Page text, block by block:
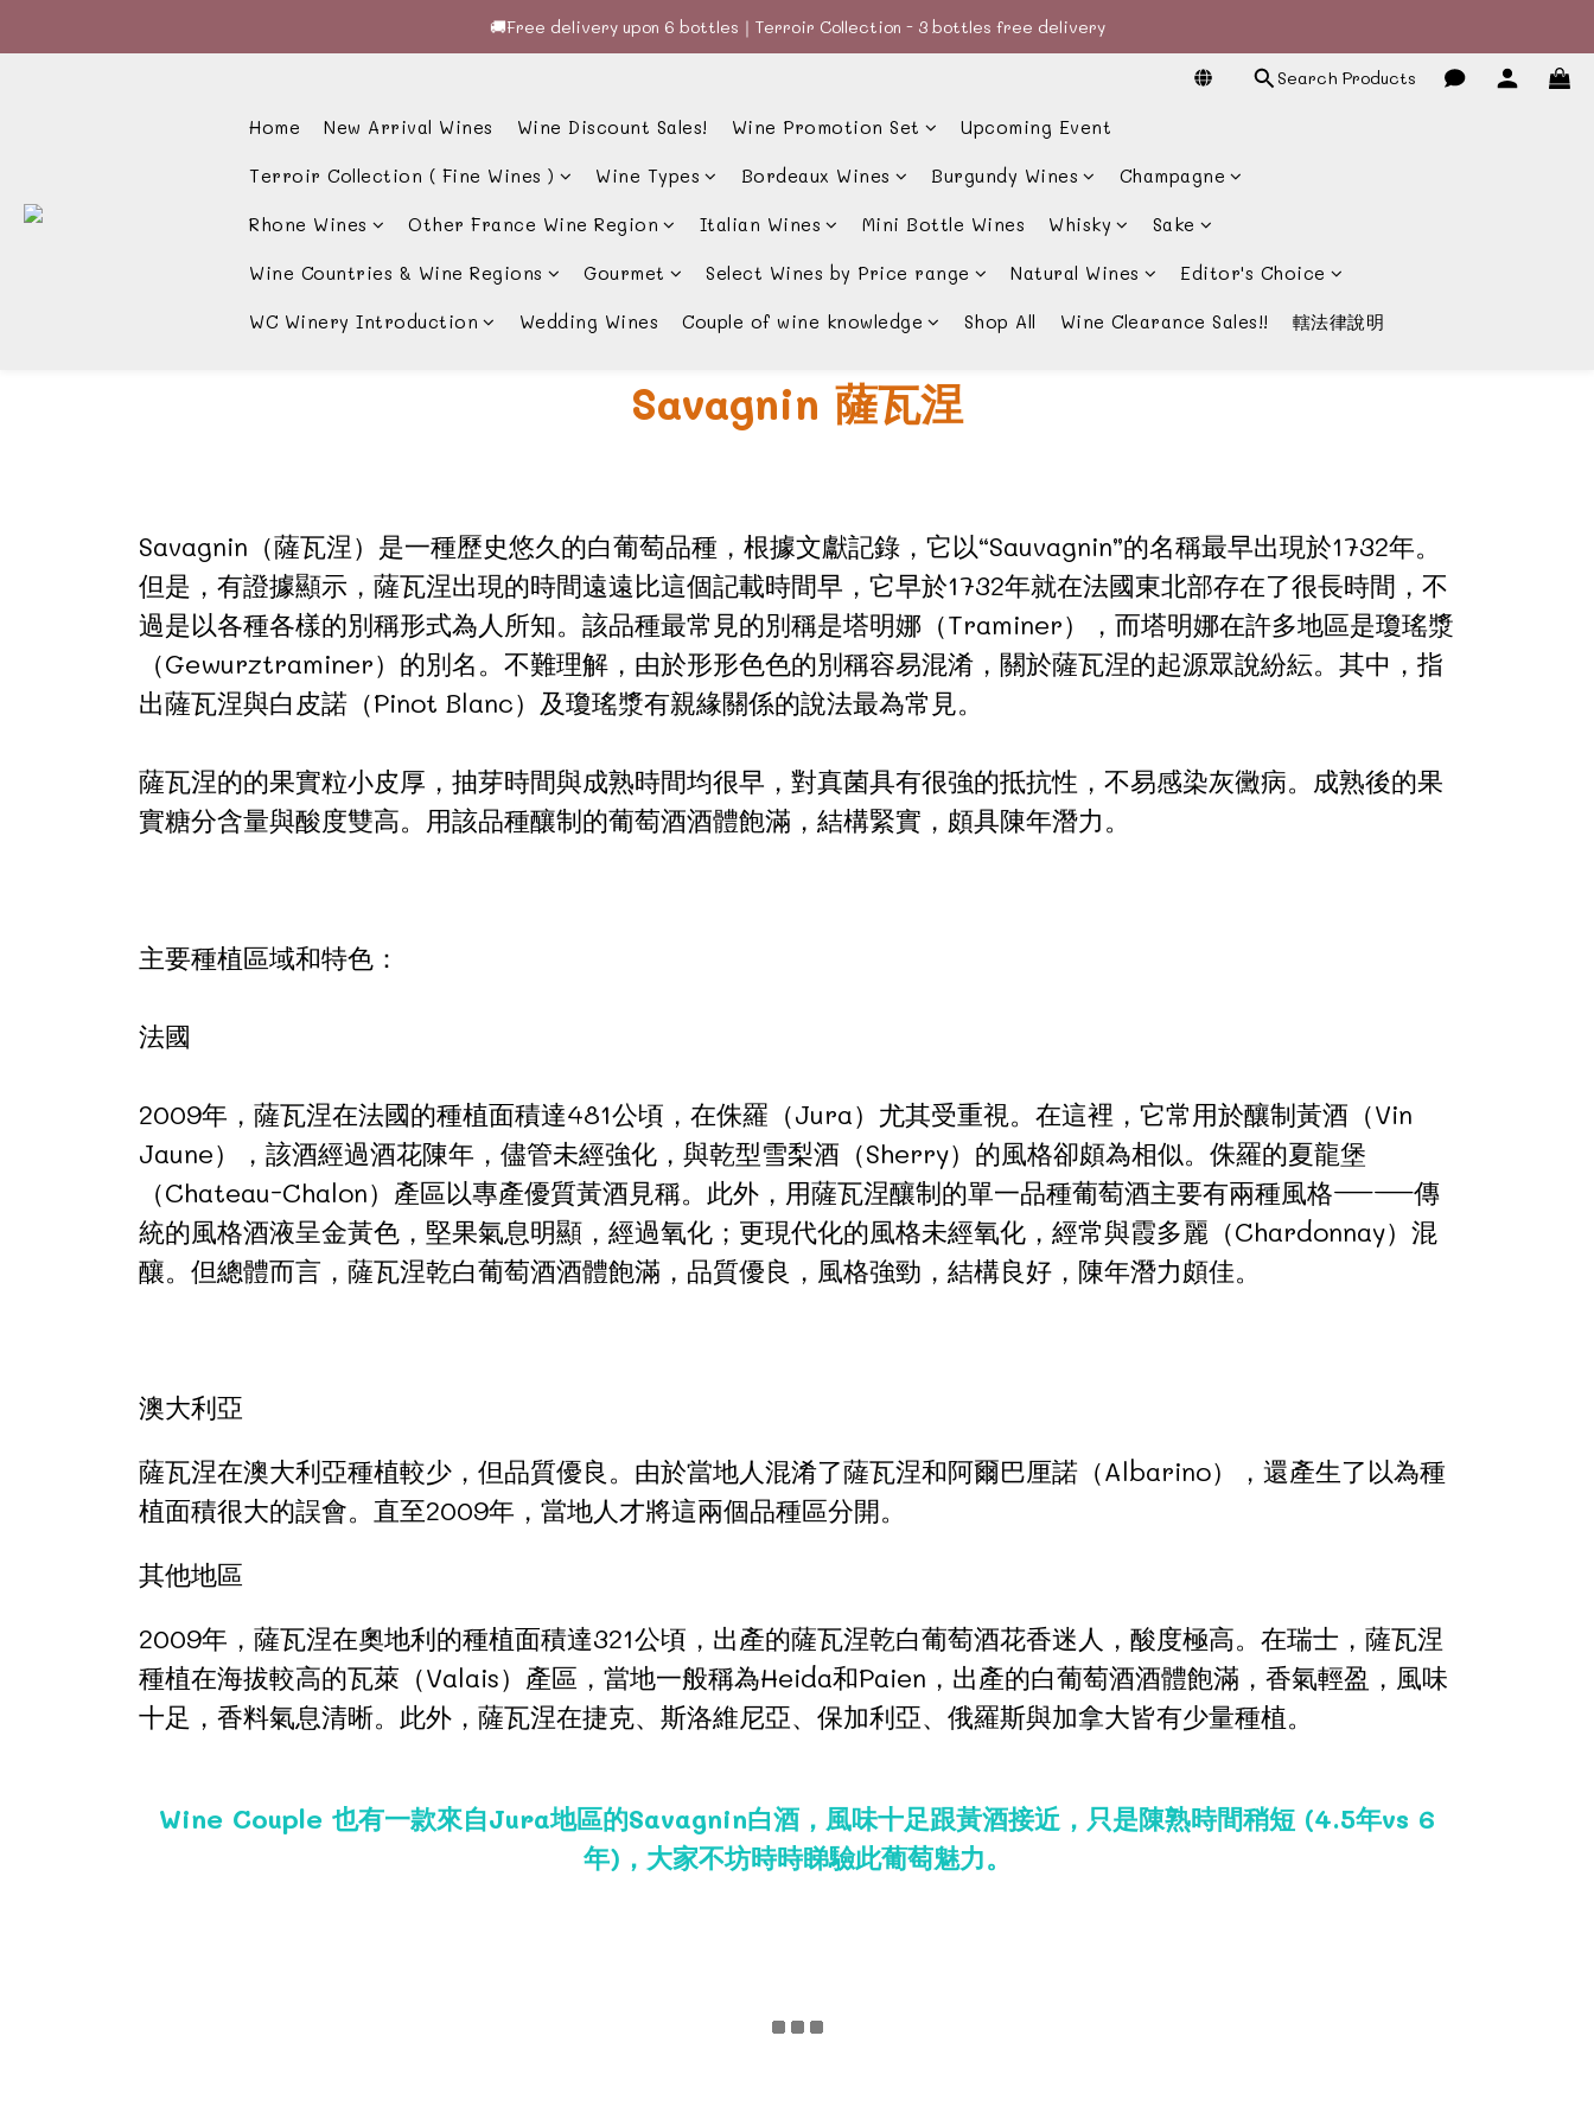
🚚Free delivery upon 6 bottles｜Terroir Collection - 3 bottles free delivery
🚚Free delivery upon 6 bottles｜Terroir Collection - 3 bottles free delivery
🚚Free delivery upon 6 bottles｜Terroir Collection - 3 bottles free delivery
Search Products
Home New Arrival Wines Wine Discount Sales! Wine Promotion Set Upcoming Event
Terroir Collection ( Fine Wines ) Wine Types Bordeaux Wines Burgundy Wines Champagne
Rhone Wines Other France Wine Region Italian Wines Mini Bottle Wines Whisky Sake
Wine Countries & Wine Regions Gourmet Select Wines by Price range Natural Wines Editor's Choice
WC Winery Introduction Wedding Wines Couple of wine knowledge Shop All Wine Clearance Sales!! 轄法律說明
Savagnin 薩瓦涅
Savagnin（薩瓦涅）是一種歷史悠久的白葡萄品種，根據文獻記錄，它以“Sauvagnin”的名稱最早出現於1732年。
但是，有證據顯示，薩瓦涅出現的時間遠遠比這個記載時間早，它早於1732年就在法國東北部存在了很長時間，不
過是以各種各樣的別稱形式為人所知。該品種最常見的別稱是塔明娜（Traminer），而塔明娜在許多地區是瓊瑤漿
（Gewurztraminer）的別名。不難理解，由於形形色色的別稱容易混淆，關於薩瓦涅的起源眾說紛紜。其中，指
出薩瓦涅與白皮諾（Pinot Blanc）及瓊瑤漿有親緣關係的說法最為常見。
薩瓦涅的的果實粒小皮厚，抽芽時間與成熟時間均很早，對真菌具有很強的抵抗性，不易感染灰黴病。成熟後的果
實糖分含量與酸度雙高。用該品種釀制的葡萄酒酒體飽滿，結構緊實，頗具陳年潛力。
主要種植區域和特色：
法國
2009年，薩瓦涅在法國的種植面積達481公頃，在侏羅（Jura）尤其受重視。在這裡，它常用於釀制黃酒（Vin
Jaune），該酒經過酒花陳年，儘管未經強化，與乾型雪梨酒（Sherry）的風格卻頗為相似。侏羅的夏龍堡
（Chateau-Chalon）產區以專產優質黃酒見稱。此外，用薩瓦涅釀制的單一品種葡萄酒主要有兩種風格——傳
統的風格酒液呈金黃色，堅果氣息明顯，經過氧化；更現代化的風格未經氧化，經常與霞多麗（Chardonnay）混
釀。但總體而言，薩瓦涅乾白葡萄酒酒體飽滿，品質優良，風格強勁，結構良好，陳年潛力頗佳。
澳大利亞
薩瓦涅在澳大利亞種植較少，但品質優良。由於當地人混淆了薩瓦涅和阿爾巴厘諾（Albarino），還產生了以為種
植面積很大的誤會。直至2009年，當地人才將這兩個品種區分開。
其他地區
2009年，薩瓦涅在奧地利的種植面積達321公頃，出產的薩瓦涅乾白葡萄酒花香迷人，酸度極高。在瑞士，薩瓦涅
種植在海拔較高的瓦萊（Valais）產區，當地一般稱為Heida和Paien，出產的白葡萄酒酒體飽滿，香氣輕盈，風味
十足，香料氣息清晰。此外，薩瓦涅在捷克、斯洛維尼亞、保加利亞、俄羅斯與加拿大皆有少量種植。
Wine Couple 也有一款來自Jura地區的Savagnin白酒，風味十足跟黃酒接近，只是陳熟時間稍短 (4.5年vs 6
年)，大家不坊時時睇驗此葡萄魅力。